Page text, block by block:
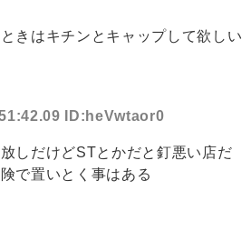
きはキチンとキャップして欲しい
ID:heVwtaor0
しだけどSTとかだと釘悪い店だ
で置いとく事はある